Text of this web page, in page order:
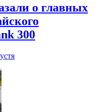
о главных
300